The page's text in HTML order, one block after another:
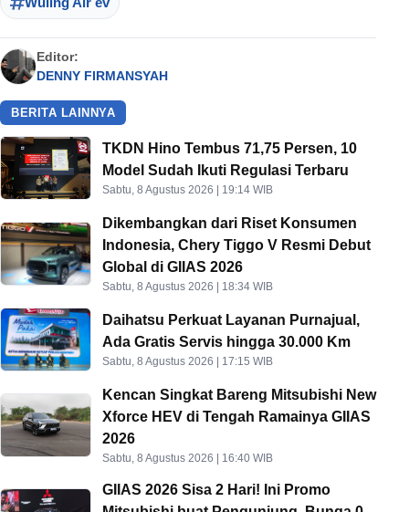
Editor:
DENNY FIRMANSYAH
BERITA LAINNYA
TKDN Hino Tembus 71,75 Persen, 10
Model Sudah Ikuti Regulasi Terbaru
Sabtu, 8 Agustus 2026 | 19:14 WIB
Dikembangkan dari Riset Konsumen
Indonesia, Chery Tiggo V Resmi Debut
Global di GIIAS 2026
Sabtu, 8 Agustus 2026 | 18:34 WIB
Daihatsu Perkuat Layanan Purnajual,
Ada Gratis Servis hingga 30.000 Km
Sabtu, 8 Agustus 2026 | 17:15 WIB
Kencan Singkat Bareng Mitsubishi New
Xforce HEV di Tengah Ramainya GIIAS
2026
Sabtu, 8 Agustus 2026 | 16:40 WIB
GIIAS 2026 Sisa 2 Hari! Ini Promo